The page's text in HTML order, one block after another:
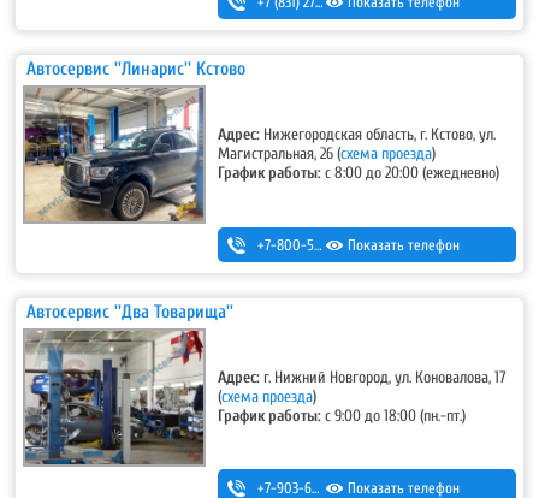
8-910-396-18-16 (ремонт-изготовление радиаторов и баков)
Автосервис ''Линарис'' Кстово
Адрес: Нижегородская область, г. Кстово, ул.
Магистральная, 26(схема проезда)
График работы:с 8:00 до 20:00 (ежедневно)
+7-800-500-32-89 ,+7 (831) 232-40-20
Показать телефон
Автосервис ''Два Товарища''
Адрес: г. Нижний Новгород, ул. Коновалова, 17
(схема проезда)
График работы:с 9:00 до 18:00 (пн.-пт.)
+7-903-600-41-19 Показать телефон